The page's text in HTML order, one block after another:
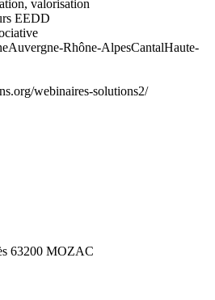
valorisation
EEDD
Auvergne-Rhône-AlpesCantalHaute-
webinaires-solutions2/
63200 MOZAC